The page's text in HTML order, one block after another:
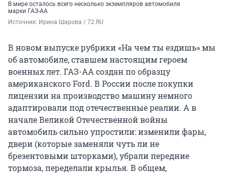
В мире осталось всего несколько экземпляров автомобиля
марки ГАЗ-АА
Источник: Ирина Шарова / 72.RU
В новом выпуске рубрики «На чем ты ездишь» мы
об автомобиле, ставшем настоящим героем
военных лет. ГАЗ-АА создан по образцу
американского Ford. В России после покупки
лицензии на производство машину немного
адаптировали под отечественные реалии. А в
начале Великой Отечественной войны
автомобиль сильно упростили: изменили фары,
двери (которые заменяли чуть ли не
брезентовыми шторками), убрали передние
тормоза, переделали крылья. В общем,